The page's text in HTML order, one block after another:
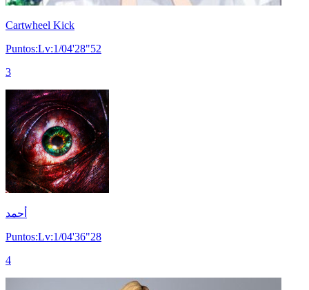
Cartwheel Kick
Puntos:Lv:1/04'28"52
3
أحمد
Puntos:Lv:1/04'36"28
4